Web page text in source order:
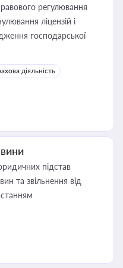
регулювання
ліцензій і
господарської
діяльність
підстав
та звільнення від